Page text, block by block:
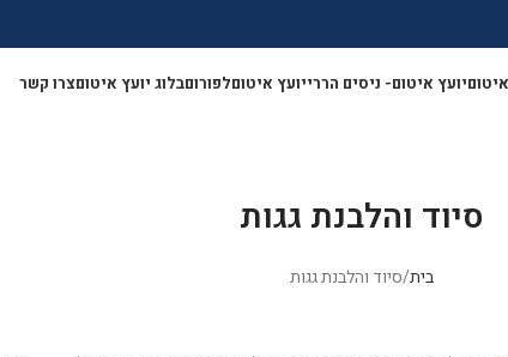
יועץ איטום- ניסים הררייועץ איטוםלפורוםבלוג יועץ איטוםצרו קשר
סיוד והלבנת גגות
בית סיוד והלבנת גגות
</a>